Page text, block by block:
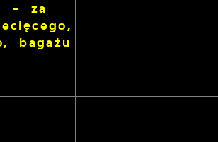
– za
bagażu